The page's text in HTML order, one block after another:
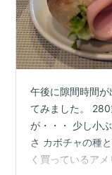
午後に隙間時間
てみました。
が・・・ 少し小
さ カボチャの種
く買っているア